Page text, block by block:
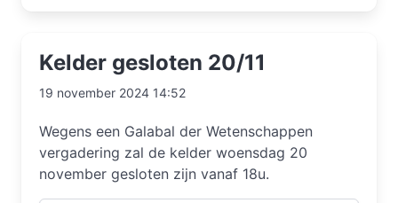
Kelder gesloten 20/11
19 november 2024 14:52
Wegens een Galabal der Wetenschappen
vergadering zal de kelder woensdag 20
november gesloten zijn vanaf 18u.